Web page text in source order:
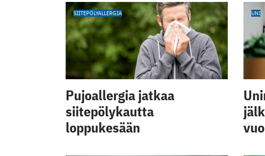
SIITEPÖLYALLERGIA
Pujoallergia jatkaa
siitepölykautta
loppukesään
UNI